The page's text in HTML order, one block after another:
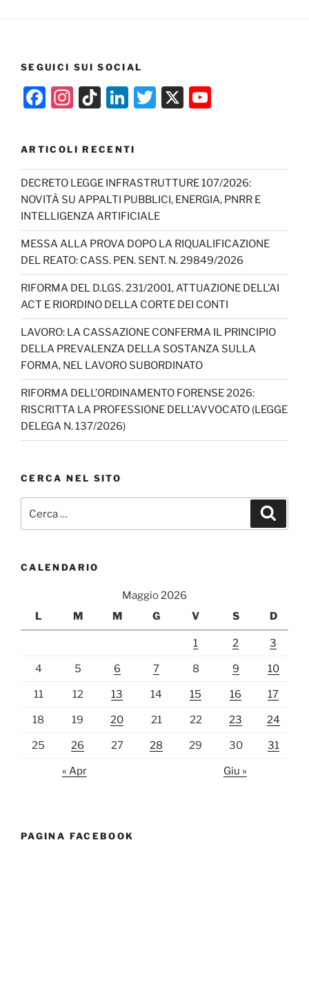
SEGUICI SUI SOCIAL
F
c
e
b
o
o
k
In
a
gr
a
m
Ti
T
o
k
Li
k
e
dI
n
T
er
X
T
u
b
e
C
h
a
n
n
el
ARTICOLI RECENTI
DECRETO LEGGE INFRASTRUTTURE 107/2026:
NOVITÀ SU APPALTI PUBBLICI, ENERGIA, PNRR E
INTELLIGENZA ARTIFICIALE
MESSA ALLA PROVA DOPO LA RIQUALIFICAZIONE
DEL REATO: CASS. PEN. SENT. N. 29849/2026
RIFORMA DEL D.LGS. 231/2001, ATTUAZIONE DELL’AI
ACT E RIORDINO DELLA CORTE DEI CONTI
LAVORO: LA CASSAZIONE CONFERMA IL PRINCIPIO
DELLA PREVALENZA DELLA SOSTANZA SULLA
FORMA, NEL LAVORO SUBORDINATO
RIFORMA DELL’ORDINAMENTO FORENSE 2026:
RISCRITTA LA PROFESSIONE DELL’AVVOCATO (LEGGE
DELEGA N. 137/2026)
CERCA NEL SITO
CALENDARIO
Maggio 2026
L
M M G V S D
1 2 3
4 5 6 7 8 9 10
11 12 13 14 15 16 17
18 19 20 21 22 23 24
25 26 27 28 29 30 31
« Apr Giu »
PAGINA FACEBOOK